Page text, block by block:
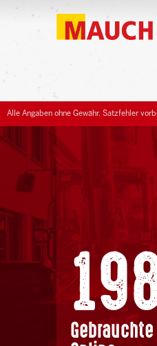
Alle Angaben ohne Gewähr. Satzfehler
Gebrauchte